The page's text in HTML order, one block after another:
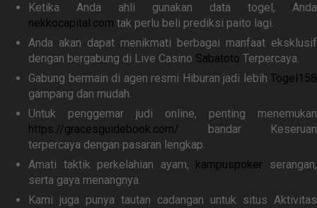
Ketika Anda ahli gunakan data togel, Anda
nekkocapital.com tak perlu beli prediksi paito lagi.
Anda akan dapat menikmati berbagai manfaat eksklusif
dengan bergabung di Live Casino Sabatoto Terpercaya.
Gabung bermain di agen resmi Hiburan jadi lebih Togel158
gampang dan mudah.
Untuk penggemar judi online, penting menemukan
https://gracesguidebook.com/ bandar Keseruan
terpercaya dengan pasaran lengkap.
Amati taktik perkelahian ayam, kampuspoker serangan,
serta gaya menangnya.
Kami juga punya tautan cadangan untuk situs Aktivitas